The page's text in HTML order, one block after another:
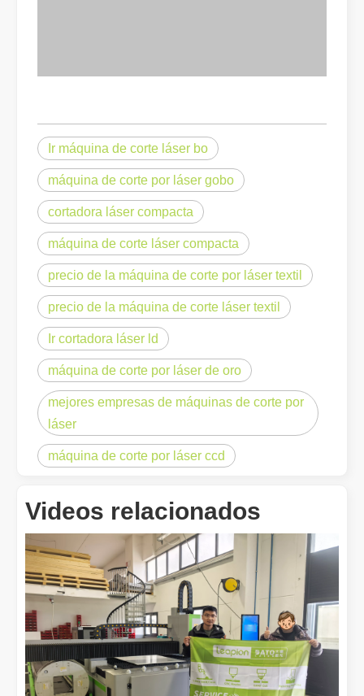
¿Es una buena elección? ¿Qué tan fuerte es la soldadura láser?
La soldadura láser ha revolucionado la fabricación moderna
Ir máquina de corte láser bo
máquina de corte por láser gobo
cortadora láser compacta
máquina de corte láser compacta
precio de la máquina de corte por láser textil
precio de la máquina de corte láser textil
Ir cortadora láser ld
máquina de corte por láser de oro
mejores empresas de máquinas de corte por
láser
máquina de corte por láser ccd
Videos relacionados